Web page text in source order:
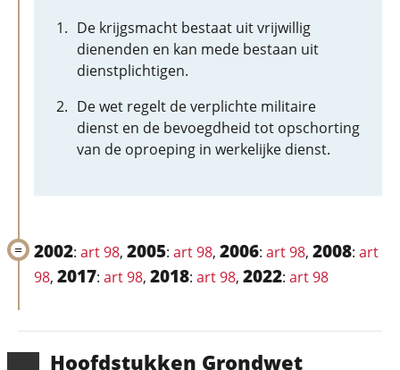
Hoofd­stukken Grondwet
De krijgsmacht bestaat uit vrijwillig
dienenden en kan mede bestaan uit
dienstplichtigen.
De wet regelt de verplichte militaire
dienst en de bevoegdheid tot opschorting
van de oproeping in werkelijke dienst.
2002: art 98, 2005: art 98, 2006: art 98, 2008: art
98, 2017: art 98, 2018: art 98, 2022: art 98